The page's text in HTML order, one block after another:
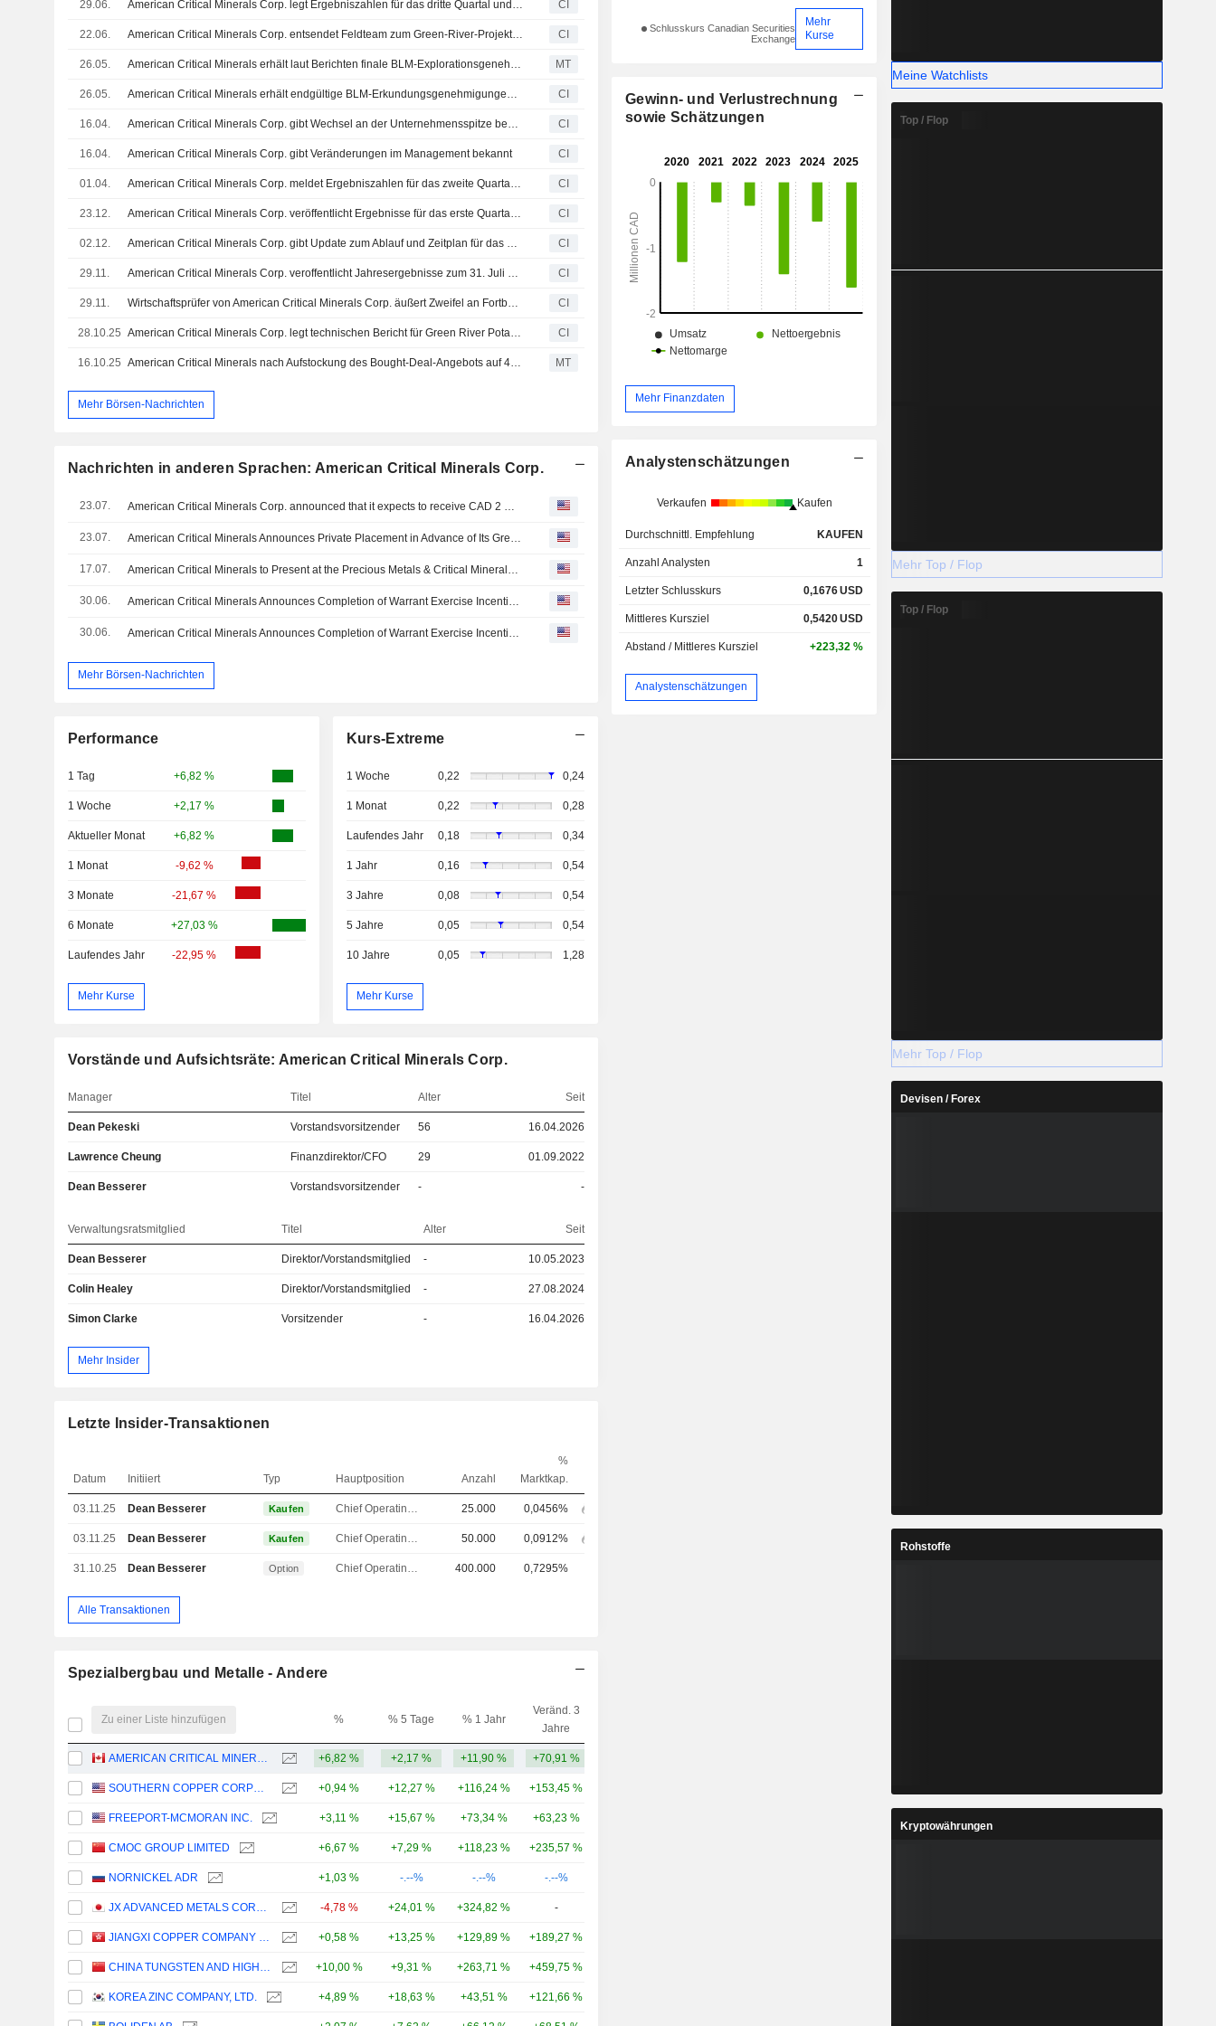
29.06. American Critical Minerals Corp. legt Ergebniszahlen für das dritte Quartal und die ersten neun Monate bis zum 30. April 2026 vor CI
22.06. American Critical Minerals Corp. entsendet Feldteam zum Green-River-Projekt und startet Bau der Bohrplattformen CI
26.05. American Critical Minerals erhält laut Berichten finale BLM-Explorationsgenehmigungen für Kali-Bohrprogramm 2026 beim Green River Projekt MT
26.05. American Critical Minerals erhält endgültige BLM-Erkundungsgenehmigungen für Pottasche für das Bohrprogramm 2026 im Green-River-Projekt CI
16.04. American Critical Minerals Corp. gibt Wechsel an der Unternehmensspitze bekannt CI
16.04. American Critical Minerals Corp. gibt Veränderungen im Management bekannt CI
01.04. American Critical Minerals Corp. meldet Ergebniszahlen für das zweite Quartal und das zum 31. Januar 2026 endende Halbjahr CI
23.12. American Critical Minerals Corp. veröffentlicht Ergebnisse für das erste Quartal zum 31. Oktober 2025 CI
02.12. American Critical Minerals Corp. gibt Update zum Ablauf und Zeitplan für das Bestätigungsbohrprogramm im Green River Potash & Lithium Project CI
29.11. American Critical Minerals Corp. veroffentlicht Jahresergebnisse zum 31. Juli 2025 CI
29.11. Wirtschaftsprüfer von American Critical Minerals Corp. äußert Zweifel an Fortbestand des Unternehmens CI
28.10.25 American Critical Minerals Corp. legt technischen Bericht für Green River Potash- und Lithium-Projekt vor CI
16.10.25 American Critical Minerals nach Aufstockung des Bought-Deal-Angebots auf 4,7 Millionen Dollar unter Druck MT
Mehr Börsen-Nachrichten
Nachrichten in anderen Sprachen: American Critical Minerals Corp.
23.07.
23.07.
17.07.
30.06.
30.06.
Mehr Börsen-Nachrichten
Performance
1 Tag +6,82 %
1 Woche +2,17 %
Aktueller Monat +6,82 %
1 Monat -9,62 %
3 Monate -21,67 %
6 Monate +27,03 %
Laufendes Jahr -22,95 %
Mehr Kurse
Kurs-Extreme
1 Woche 0,22 0,24
1 Monat 0,22 0,28
Laufendes Jahr 0,18 0,34
1 Jahr 0,16 0,54
3 Jahre 0,08 0,54
5 Jahre 0,05 0,54
10 Jahre 0,05 1,28
Mehr Kurse
Vorstände und Aufsichtsräte: American Critical Minerals Corp.
Manager Titel Alter Seit
Dean Pekeski Vorstandsvorsitzender 56 16.04.2026
Lawrence Cheung Finanzdirektor/CFO 29 01.09.2022
Dean Besserer Vorstandsvorsitzender - -
Verwaltungsratsmitglied Titel Alter Seit
Dean Besserer Direktor/Vorstandsmitglied - 10.05.2023
Colin Healey Direktor/Vorstandsmitglied - 27.08.2024
Simon Clarke Vorsitzender - 16.04.2026
Mehr Insider
Letzte Insider-Transaktionen
Datum Initiiert Typ Hauptposition Anzahl
%
Marktkap.
03.11.25 Dean Besserer Kaufen Chief Operating Officer (COO) 25.000 0,0456%
03.11.25 Dean Besserer Kaufen Chief Operating Officer (COO) 50.000 0,0912%
31.10.25 Dean Besserer Option Chief Operating Officer (COO) 400.000 0,7295%
Alle Transaktionen
Spezialbergbau und Metalle - Andere
Zu einer Liste hinzufügen % % 5 Tage % 1 Jahr
Veränd. 3
Jahre
AMERICAN CRITICAL MINERALS CORP. +6,82 % +2,17 % +11,90 % +70,91 %
SOUTHERN COPPER CORPORATION +0,94 % +12,27 % +116,24 % +153,45 %
FREEPORT-MCMORAN INC. +3,11 % +15,67 % +73,34 % +63,23 %
CMOC GROUP LIMITED +6,67 % +7,29 % +118,23 % +235,57 %
NORNICKEL ADR +1,03 % -.--% -.--% -.--%
JX ADVANCED METALS CORPORATION -4,78 % +24,01 % +324,82 % -
JIANGXI COPPER COMPANY LIMITED +0,58 % +13,25 % +129,89 % +189,27 %
CHINA TUNGSTEN AND HIGHTECH MATERIALS CO.,LTD +10,00 % +9,31 % +263,71 % +459,75 %
KOREA ZINC COMPANY, LTD. +4,89 % +18,63 % +43,51 % +121,66 %
Schlusskurs Canadian Securities
Exchange
Mehr
Kurse
Gewinn- und Verlustrechnung
sowie Schätzungen
Mehr Finanzdaten
Analystenschätzungen
Verkaufen Kaufen
Durchschnittl. Empfehlung KAUFEN
Anzahl Analysten 1
Letzter Schlusskurs 0,1676USD
Mittleres Kursziel 0,5420USD
Abstand / Mittleres Kursziel +223,32 %
Analystenschätzungen
Meine Watchlists
Top / Flop
Mehr Top / Flop
Top / Flop
Mehr Top / Flop
Devisen / Forex
Rohstoffe
Kryptowährungen